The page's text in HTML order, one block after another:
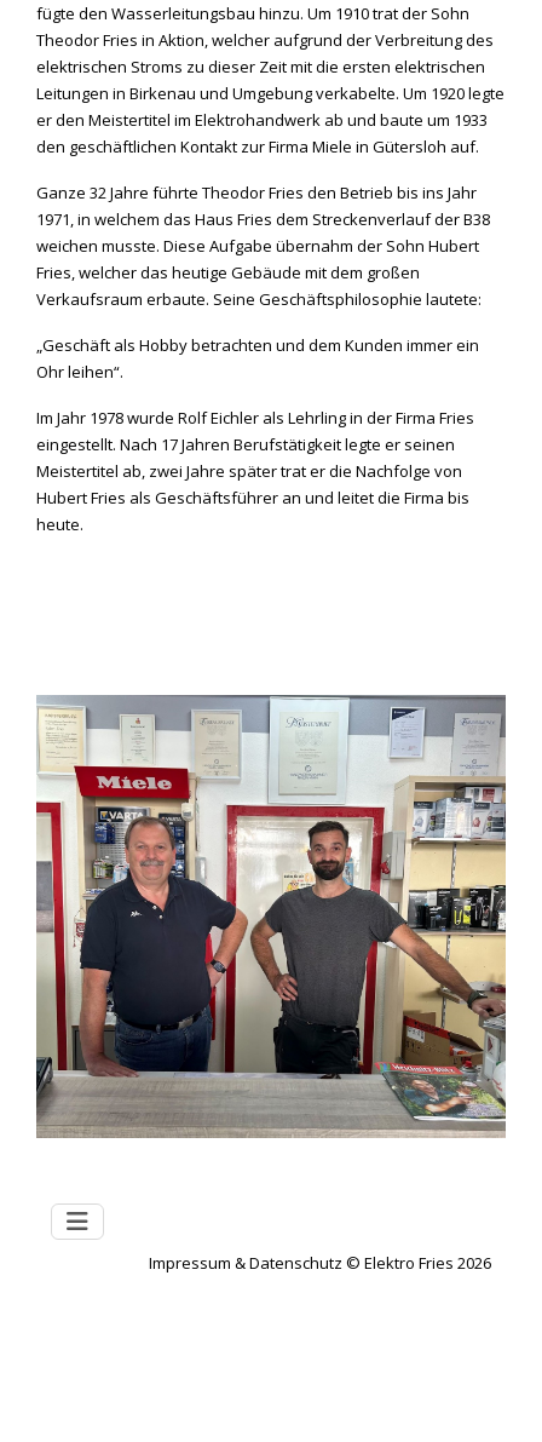
fügte den Wasserleitungsbau hinzu. Um 1910 trat der Sohn
Theodor Fries in Aktion, welcher aufgrund der Verbreitung des
elektrischen Stroms zu dieser Zeit mit die ersten elektrischen
Leitungen in Birkenau und Umgebung verkabelte. Um 1920 legte
er den Meistertitel im Elektrohandwerk ab und baute um 1933
den geschäftlichen Kontakt zur Firma Miele in Gütersloh auf.
Ganze 32 Jahre führte Theodor Fries den Betrieb bis ins Jahr
1971, in welchem das Haus Fries dem Streckenverlauf der B38
weichen musste. Diese Aufgabe übernahm der Sohn Hubert
Fries, welcher das heutige Gebäude mit dem großen
Verkaufsraum erbaute. Seine Geschäftsphilosophie lautete:
„Geschäft als Hobby betrachten und dem Kunden immer ein
Ohr leihen“.
Im Jahr 1978 wurde Rolf Eichler als Lehrling in der Firma Fries
eingestellt. Nach 17 Jahren Berufstätigkeit legte er seinen
Meistertitel ab, zwei Jahre später trat er die Nachfolge von
Hubert Fries als Geschäftsführer an und leitet die Firma bis
heute.
Impressum &Datenschutz © Elektro Fries 2026